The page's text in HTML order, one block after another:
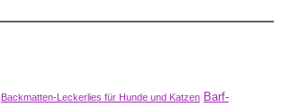
Backmatten-Leckerlies für Hunde und Katzen Barf-